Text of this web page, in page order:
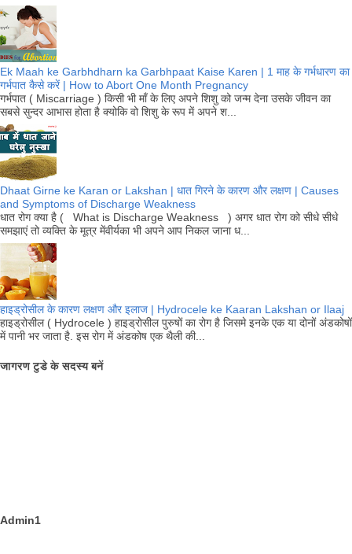
Ek Maah ke Garbhdharn ka Garbhpaat Kaise Karen | 1 माह के गर्भधारण का
गर्भपात कैसे करें | How to Abort One Month Pregnancy
गर्भपात ( Miscarriage ) किसी भी माँ के लिए अपने शिशु को जन्म देना उसके जीवन का
सबसे सुन्दर आभास होता है क्योकि वो शिशु के रूप में अपने श...
Dhaat Girne ke Karan or Lakshan | धात गिरने के कारण और लक्षण | Causes
and Symptoms of Discharge Weakness
धात रोग क्या है ( What is Discharge Weakness ) अगर धात रोग को सीधे सीधे
समझाएं तो व्यक्ति के मूत्र मेंवीर्यका भी अपने आप निकल जाना ध...
हाइड्रोसील के कारण लक्षण और इलाज | Hydrocele ke Kaaran Lakshan or Ilaaj
हाइड्रोसील ( Hydrocele ) हाइड्रोसील पुरुषों का रोग है जिसमे इनके एक या दोनों अंडकोषों
में पानी भर जाता है. इस रोग में अंडकोष एक थैली की...
जागरण टुडे के सदस्य बनें
Admin1